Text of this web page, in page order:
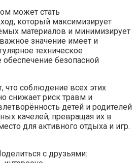
может стать
который максимизирует
материалов и минимизирует
значение имеет и
техническое
безопасной
что соблюдение всех этих
снижает риск травм и
детей и родителей
качелей, превращая их в
для активного отдыха и игр.
с друзьями: